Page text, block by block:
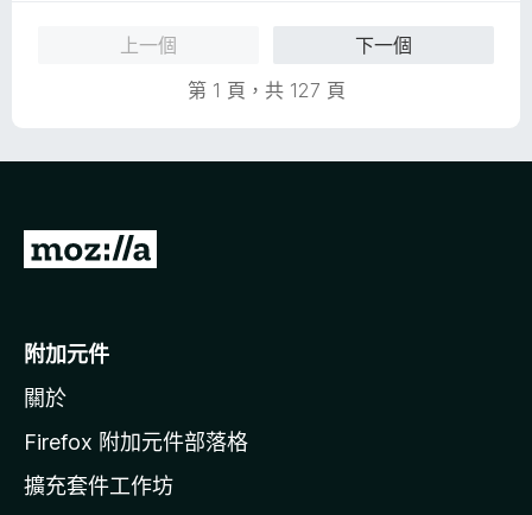
上一個
下一個
第 1 頁，共 127 頁
前
o
i
l
a
附加元件
關於
Firefox 附加元件部落格
擴充套件工作坊